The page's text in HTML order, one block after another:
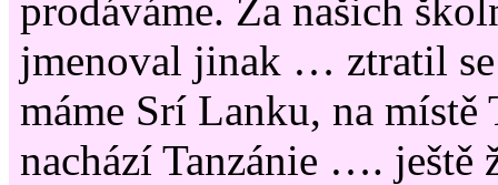
prodáváme. Za našich
jmenoval jinak … ztratil
máme Srí Lanku, na místě
nachází Tanzánie …. ještě